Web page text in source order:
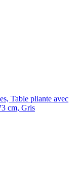
Table pliante avec
cm, Gris